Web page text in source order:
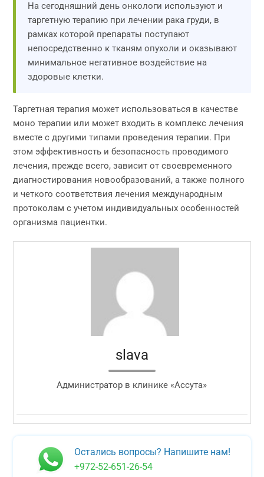
На сегодняшний день онкологи используют и
таргетную терапию при лечении рака груди, в
рамках которой препараты поступают
непосредственно к тканям опухоли и оказывают
минимальное негативное воздействие на
здоровые клетки.
Таргетная терапия может использоваться в качестве
моно терапии или может входить в комплекс лечения
вместе с другими типами проведения терапии. При
этом эффективность и безопасность проводимого
лечения, прежде всего, зависит от своевременного
диагностирования новообразований, а также полного
и четкого соответствия лечения международным
протоколам с учетом индивидуальных особенностей
организма пациентки.
slava
Администратор в клинике «Ассута»
Остались вопросы? Напишите нам!
+972-52-651-26-54